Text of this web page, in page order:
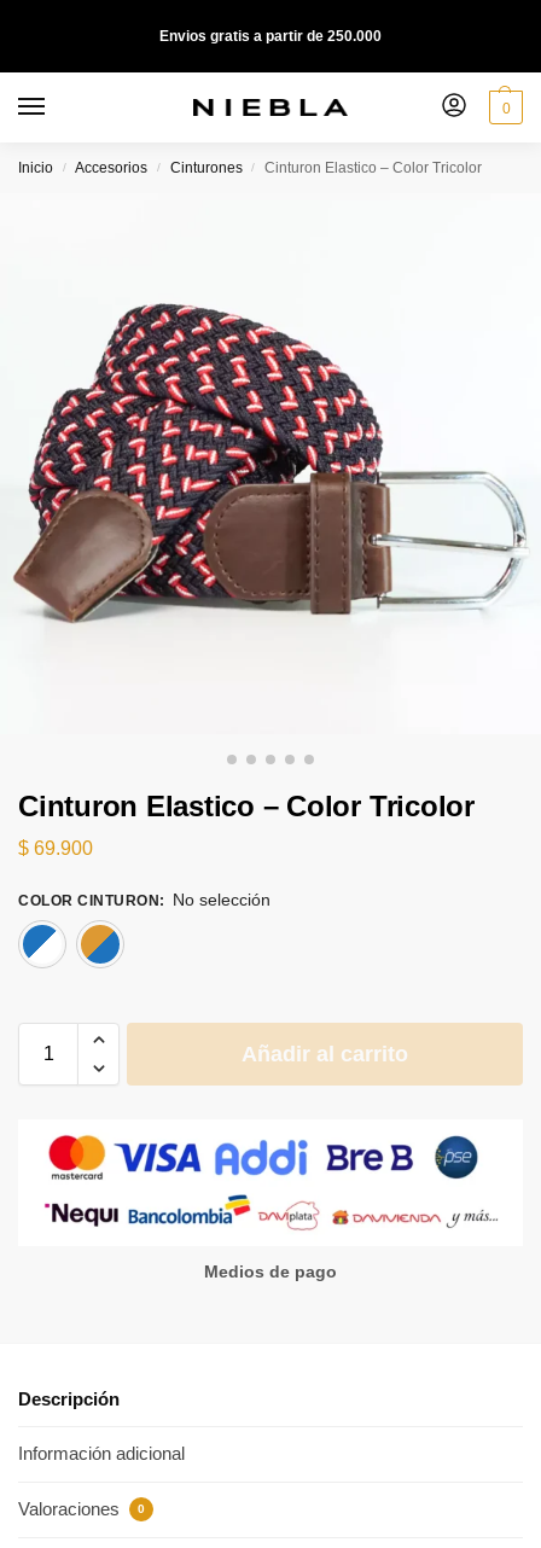
Envios gratis a partir de 250.000
0
Inicio / Accesorios / Cinturones / Cinturon Elastico – Color Tricolor
Cinturon Elastico – Color Tricolor
$ 69.900
COLOR CINTURON : No selección
Añadir al carrito
Medios de pago
Descripción
Información adicional
Valoraciones 0